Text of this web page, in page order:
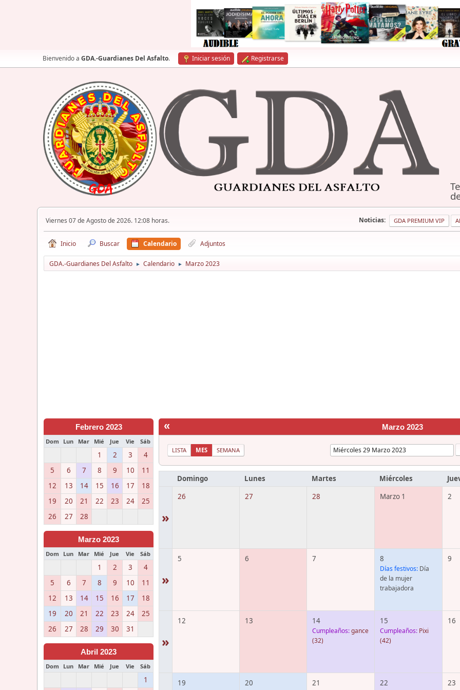
Bienvenido a GDA.-Guardianes Del Asfalto. Iniciar sesión Registrarse
Viernes 07 de Agosto de 2026. 12:08 horas. Noticias: GDA PREMIUM VIP
Inicio Buscar Calendario Adjuntos
GDA.-Guardianes Del Asfalto ► Calendario ► Marzo 2023
Febrero 2023
Dom Lun Mar Mié Jue Vie Sáb
1 2 3
4
5
6 7 8 9 10
11
12
13 14 15 16 17
18
19
20 21 22 23 24
25
26
27 28
Marzo 2023
Dom Lun Mar Mié Jue Vie Sáb
1 2 3
4
5
6 7 8 9 10
11
12
13 14 15 16 17
18
19
20 21 22 23 24
25
26
27 28 29 30 31
Abril 2023
Dom Lun Mar Mié Jue Vie Sáb
1
« Marzo 2023
LISTA MES SEMANA
Domingo Lunes Martes Miércoles
»
26 27 28 Marzo 1 2
»
5 6 7 8
Días festivos: Día
de la mujer
trabajadora
9
»
12 13 14
Cumpleaños:gance
(32)
15
Cumpleaños: Pixi
(42)
16
19 20 21 22 23